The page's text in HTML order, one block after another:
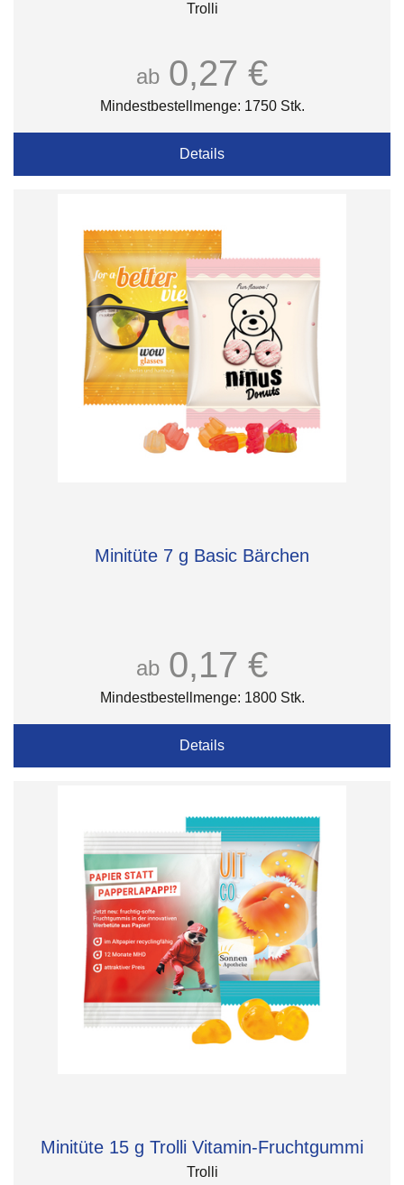
Trolli
ab 0,27 €
Mindestbestellmenge: 1750 Stk.
Details
Minitüte 7 g Basic Bärchen
ab 0,17 €
Mindestbestellmenge: 1800 Stk.
Details
Minitüte 15 g Trolli Vitamin-Fruchtgummi
Trolli